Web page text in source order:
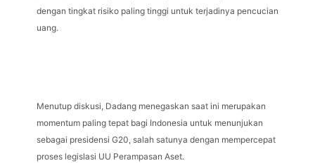
dengan tingkat risiko paling tinggi untuk terjadinya pencucian
uang.
Menutup diskusi, Dadang menegaskan saat ini merupakan
momentum paling tepat bagi Indonesia untuk menunjukan
sebagai presidensi G20, salah satunya dengan mempercepat
proses legislasi UU Perampasan Aset.